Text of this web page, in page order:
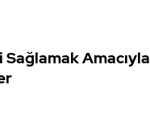
Amacıyla